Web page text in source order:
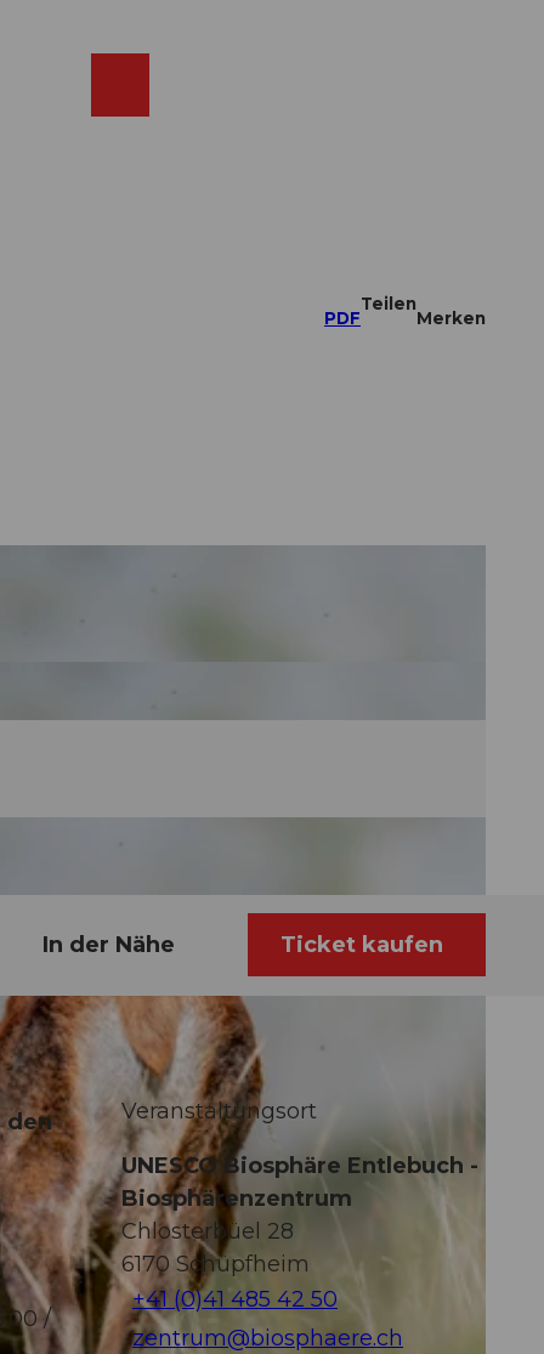
PDF
Teilen
Merken
In der Nähe Ticket kaufen
den
/
Veranstaltungsort
UNESCO Biosphäre Entlebuch -
Biosphärenzentrum
Chlosterbüel 28
6170 Schüpfheim
+41 (0)41 485 42 50
zentrum@biosphaere.ch